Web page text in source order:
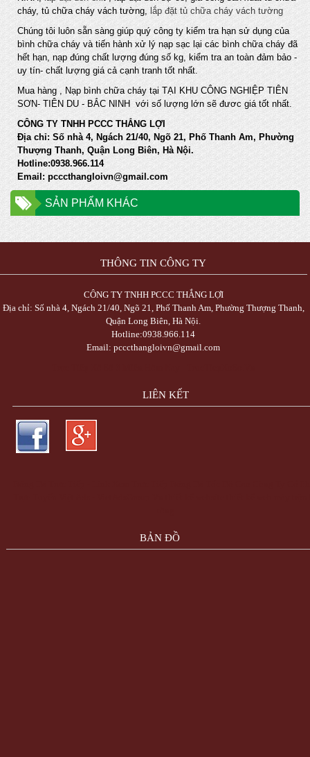
cháy, tủ chữa cháy vách tường, lắp đặt tủ chữa cháy vách tường
Chúng tôi luôn sẵn sàng giúp quý công ty kiểm tra hạn sử dụng của
bình chữa cháy và tiến hành xử lý nạp sạc lại các bình chữa cháy đã
hết hạn, nạp đúng chất lượng đúng số kg, kiểm tra an toàn đảm bảo -
uy tín- chất lượng giá cả cạnh tranh tốt nhất.
Mua hàng , Nạp bình chữa cháy tại TẠI KHU CÔNG NGHIỆP TIÊN
SƠN- TIÊN DU - BẮC NINH với số lượng lớn sẽ đươc giá tốt nhất.
CÔNG TY TNHH PCCC THẮNG LỢI
Địa chỉ: Số nhà 4, Ngách 21/40, Ngõ 21, Phố Thanh Am, Phường
Thượng Thanh, Quận Long Biên, Hà Nội.
Hotline:0938.966.114
Email: pcccthangloivn@gmail.com
SẢN PHẨM KHÁC
THÔNG TIN CÔNG TY
CÔNG TY TNHH PCCC THẮNG LỢI
Địa chỉ: Số nhà 4, Ngách 21/40, Ngõ 21, Phố Thanh Am, Phường Thượng Thanh,
Quận Long Biên, Hà Nội.
Hotline:0938.966.114
Email: pcccthangloivn@gmail.com
LIÊN KẾT
BẢN ĐỒ